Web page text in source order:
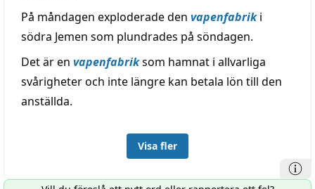
På måndagen exploderade den vapenfabriki
södra Jemen som plundrades på söndagen.
Det är en vapenfabriksom hamnat i allvarliga
svårigheter och inte längre kan betala lön till den
anställda.
Visa fler